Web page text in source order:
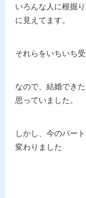
いろんな人に根掘
に見えてます。
それらをいちいち
なので、結婚でき
思っていました。
しかし、今のパー
変わりました